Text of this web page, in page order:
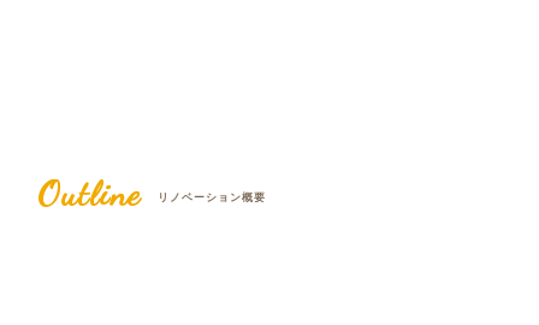
Outline リノベーション概要